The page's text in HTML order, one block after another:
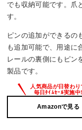
でも収納可能です。爪
す。
ピンの追加ができるの
も追加可能で、用途に
レールの裏側にもピン
製品です。
Amazonで見る